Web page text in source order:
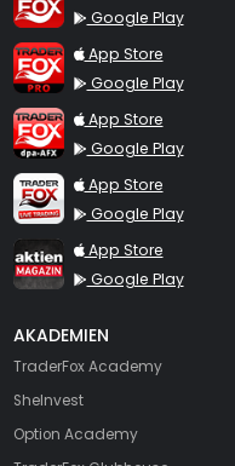
Google Play
TraderFox Pro
App Store
Google Play
TraderFox dpa-AFX ProFeed
App Store
Google Play
TraderFox Live Trading
App Store
Google Play
TraderFox aktien Magazin
App Store
Google Play
AKADEMIEN
TraderFox Academy
SheInvest
Option Academy